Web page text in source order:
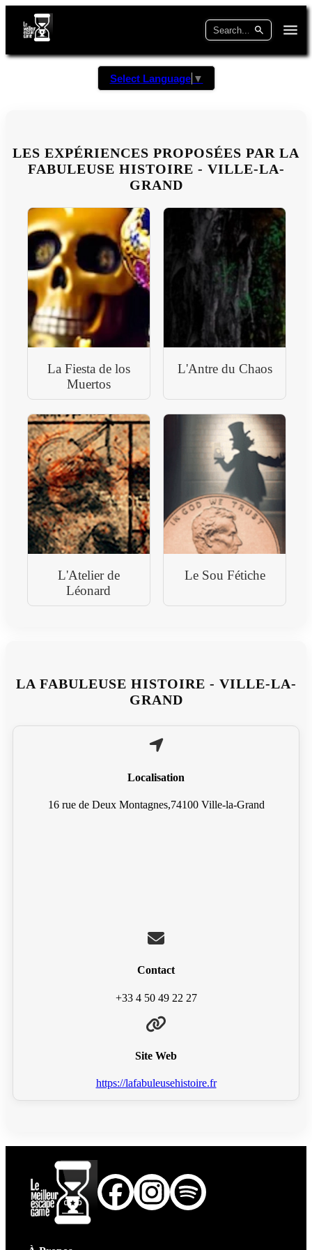
Select Language ▼
LES EXPÉRIENCES PROPOSÉES PAR LA
FABULEUSE HISTOIRE - VILLE-LA-
GRAND
La Fiesta de los
Muertos
L'Antre du Chaos
L'Atelier de
Léonard
Le Sou Fétiche
LA FABULEUSE HISTOIRE - VILLE-LA-
GRAND
Localisation
16 rue de Deux Montagnes,74100 Ville-la-Grand
Contact
+33 4 50 49 22 27
Site Web
https://lafabuleusehistoire.fr